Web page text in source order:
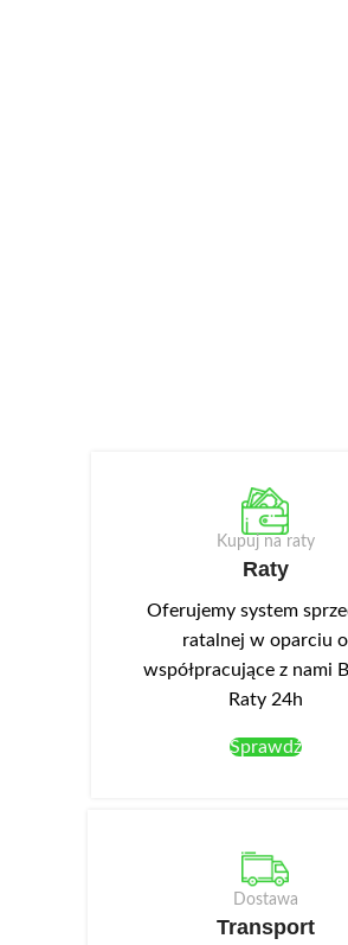
Kupuj na raty
Raty
Oferujemy system
ratalnej w oparciu o
współpracujące z nami
Raty 24h
Sprawdź
Dostawa
Transport